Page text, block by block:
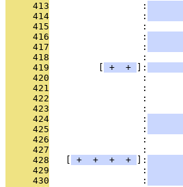
     413
                 :
     414
                 :
     415
:
     416
                 :
     417
                 :
     418
:
     419
+ + ]:
     420
:
     421
:
     422
:
     423
:
     424
                 :
     425
                 :
     426
:
     427
:
     428
+ + + + ]:
     429
                 :
     430
                 :